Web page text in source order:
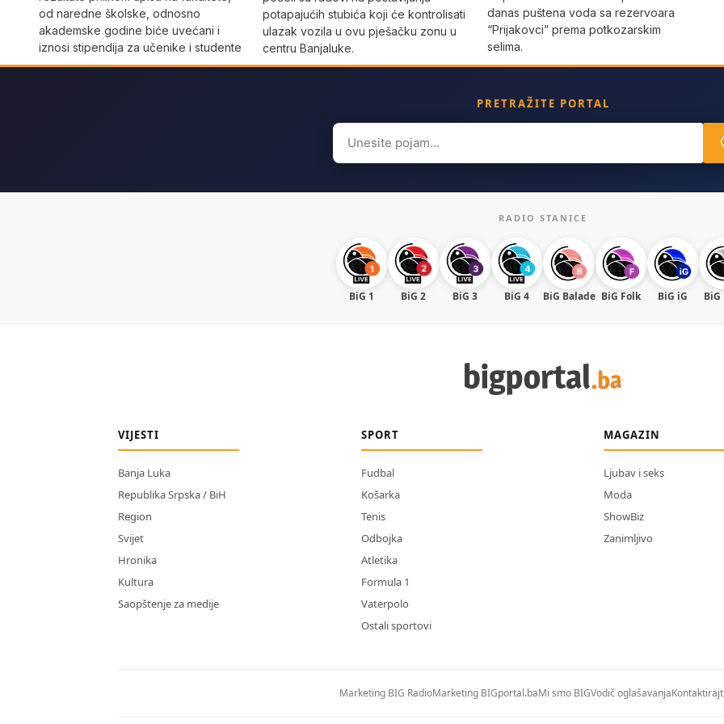
od naredne školske, odnosno
akademske godine biće uvećani i
iznosi stipendija za učenike i studente
potapajućih stubića koji će kontrolisati
ulazak vozila u ovu pješačku zonu u
centru Banjaluke.
danas puštena voda sa rezervoara
“Prijakovci” prema potkozarskim
selima.
PRETRAŽITE PORTAL
Search
for:
RADIO STANICE
BiG 1 BiG 2 BiG 3 BiG 4 BiG Balade BiG Folk BiG iG BiG
VIJESTI
Banja Luka
Republika Srpska / BiH
Region
Svijet
Hronika
Kultura
Saopštenje za medije
SPORT
Fudbal
Košarka
Tenis
Odbojka
Atletika
Formula 1
Vaterpolo
Ostali sportovi
MAGAZIN
Ljubav i seks
Moda
ShowBiz
Zanimljivo
Marketing BIG RadioMarketing BIGportal.baMi smo BIGVodič oglašavanja